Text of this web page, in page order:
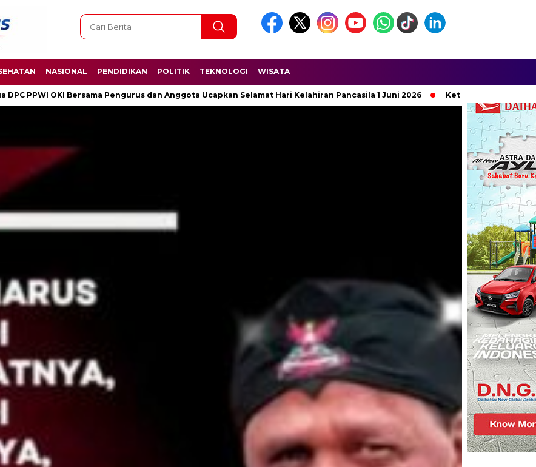
NASIONAL PENDIDIKAN POLITIK TEKNOLOGI WISATA
Pengurus dan Anggota Ucapkan Selamat Hari Kelahiran Pancasila 1 Juni 2026 Ketua APDESI DPD Jawa Barat Dilaporkan